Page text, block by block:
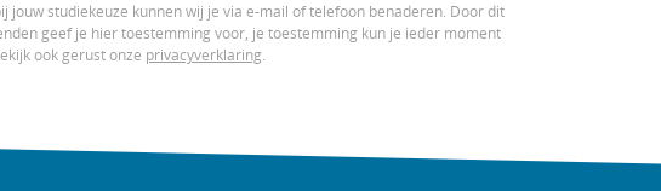
jouw studiekeuze kunnen wij je via e-mail of telefoon benaderen. Door dit
geef je hier toestemming voor, je toestemming kun je ieder moment
ook gerust onze privacyverklaring.